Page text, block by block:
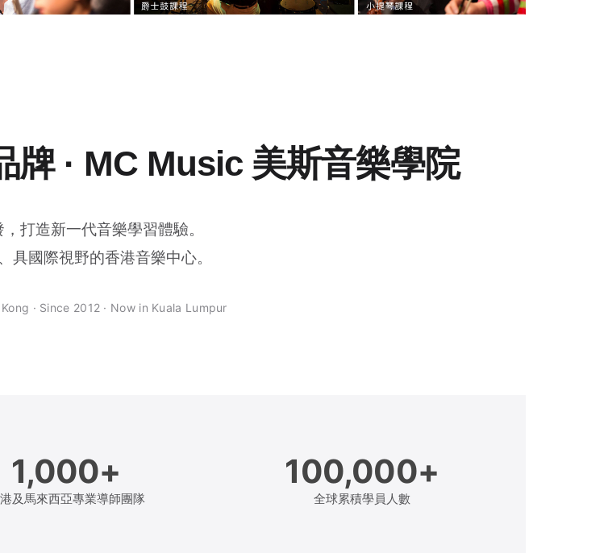
牌 · MC Music 美斯音樂學院
打造新一代音樂學習體驗。
具國際視野的香港音樂中心。
· Since 2012 · Now in Kuala Lumpur
1,000+
及馬來西亞專業導師團隊
100,000+
全球累積學員人數